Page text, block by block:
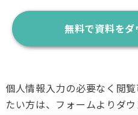
無料で資料を
個人情報入力の必要なく閲
たい方は、フォームよりダウ